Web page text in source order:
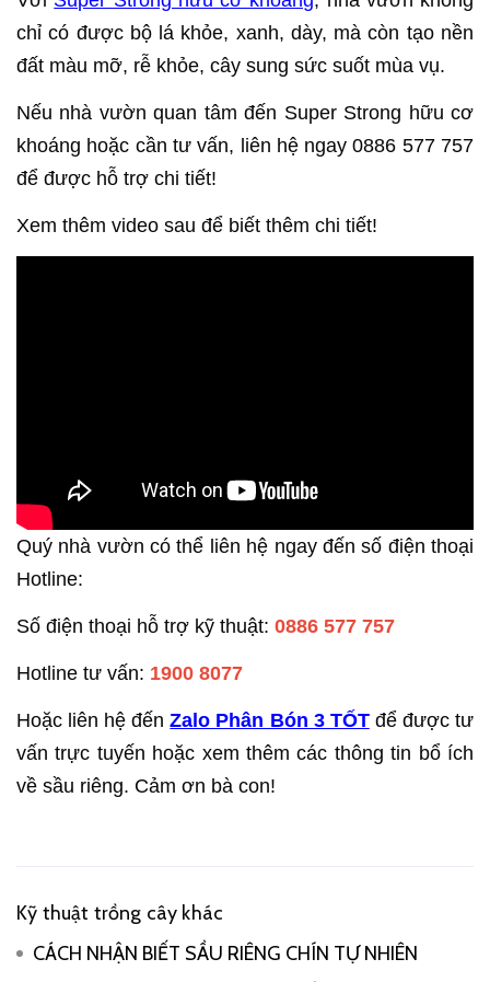
chỉ có được bộ lá khỏe, xanh, dày, mà còn tạo nền
đất màu mỡ, rễ khỏe, cây sung sức suốt mùa vụ.
Nếu nhà vườn quan tâm đến Super Strong hữu cơ
khoáng hoặc cần tư vấn, liên hệ ngay 0886 577 757
để được hỗ trợ chi tiết!
Xem thêm video sau để biết thêm chi tiết!
Quý nhà vườn có thể liên hệ ngay đến số điện thoại
Hotline:
Số điện thoại hỗ trợ kỹ thuật: 0886 577 757
Hotline tư vấn: 1900 8077
Hoặc liên hệ đến Zalo Phân Bón 3 TỐTđể được tư
vấn trực tuyến hoặc xem thêm các thông tin bổ ích
về sầu riêng. Cảm ơn bà con!
Kỹ thuật trồng cây khác
CÁCH NHẬN BIẾT SẦU RIÊNG CHÍN TỰ NHIÊN